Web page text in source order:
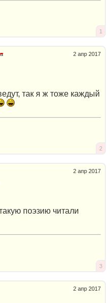
1
2 апр 2017
так я ж тоже каждый
2
2 апр 2017
поэзию читали
3
2 апр 2017